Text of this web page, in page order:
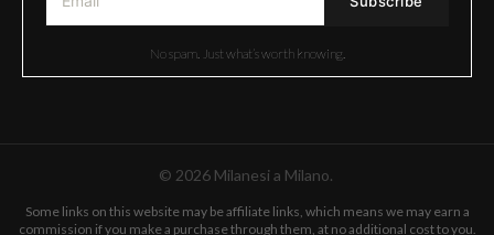
No spam. Just what’s worth knowing.
© 2026 Milanesi a Milano.
Some links on this website may be affiliate links, which means we may earn a
commission if you make a purchase through them, at no additional cost to you.